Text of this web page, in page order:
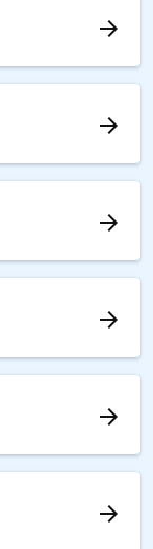
arrow_forward
arrow_forward
arrow_forward
arrow_forward
arrow_forward
arrow_forward